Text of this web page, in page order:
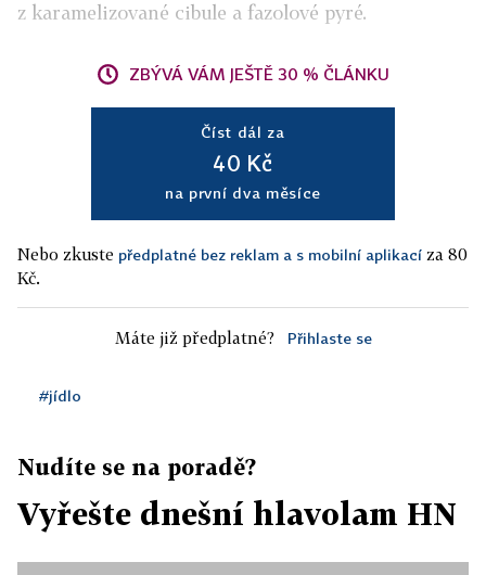
z karamelizované cibule a fazolové pyré.
ZBÝVÁ VÁM JEŠTĚ 30 % ČLÁNKU
Číst dál za
40 Kč
na první dva měsíce
Nebo zkuste předplatné bez reklam a s mobilní aplikací za 80
Kč.
Máte již předplatné? Přihlaste se
#jídlo
Nudíte se na poradě?
Vyřešte dnešní hlavolam HN